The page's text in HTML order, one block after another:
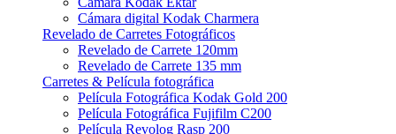
Cámara digital Kodak Charmera
Revelado de Carretes Fotográficos
Revelado de Carrete 120mm
Revelado de Carrete 135 mm
Carretes & Película fotográfica
Película Fotográfica Kodak Gold 200
Película Fotográfica Fujifilm C200
Película Revolog Rasp 200